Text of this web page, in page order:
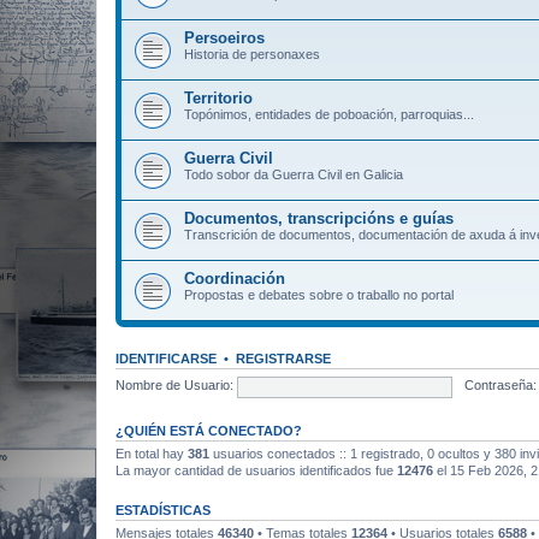
Persoeiros
Historia de personaxes
Territorio
Topónimos, entidades de poboación, parroquias...
Guerra Civil
Todo sobor da Guerra Civil en Galicia
Documentos, transcripcións e guías
Transcrición de documentos, documentación de axuda á
Coordinación
Propostas e debates sobre o traballo no portal
IDENTIFICARSE • REGISTRARSE
Nombre de Usuario:
Contraseña:
¿QUIÉN ESTÁ CONECTADO?
En total hay 381 usuarios conectados :: 1 registrado, 0 ocultos y 380
La mayor cantidad de usuarios identificados fue 12476 el 15 Feb 2026,
ESTADÍSTICAS
Mensajes totales 46340 • Temas totales 12364 • Usuarios totales 6588